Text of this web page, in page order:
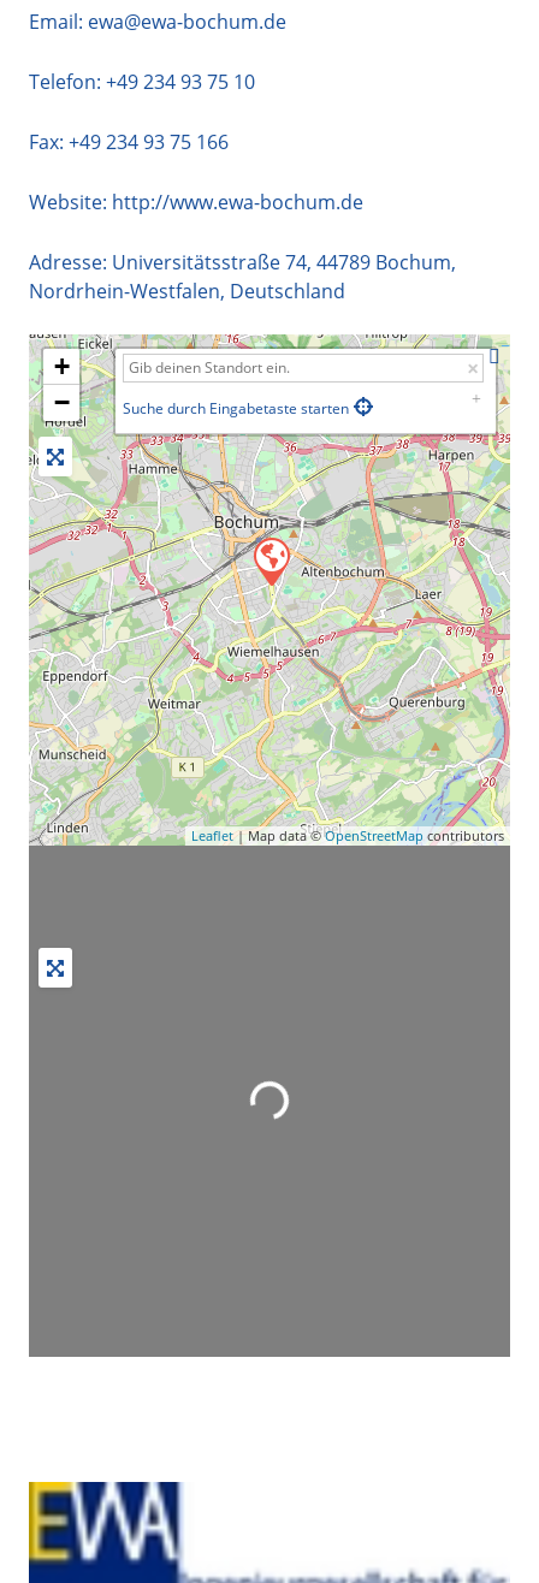
Email: ewa@ewa-bochum.de
Telefon: +49 234 93 75 10
Fax: +49 234 93 75 166
Website: http://www.ewa-bochum.de
Adresse: Universitätsstraße 74, 44789 Bochum,
Nordrhein-Westfalen, Deutschland
+
−
Suche durch Eingabetaste starten
Leaflet| Map data ©OpenStreetMap contributors
Wird geladen …